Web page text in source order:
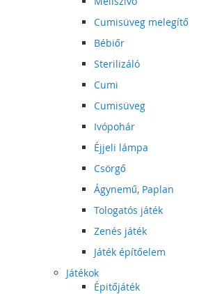
Cumisüveg melegítő
Bébiőr
Sterilizáló
Cumi
Cumisüveg
Ivópohár
Éjjeli lámpa
Csörgő
Ágynemű, Paplan
Tologatós játék
Zenés játék
Játék építőelem
Játékok
Épitőjáték